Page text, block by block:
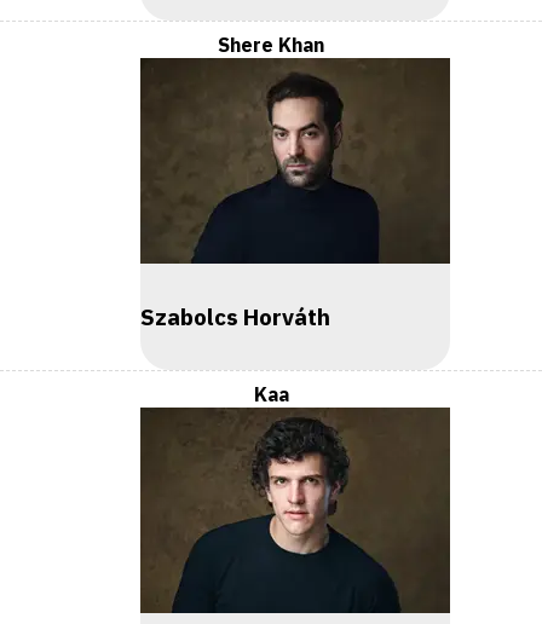
Shere Khan
Szabolcs Horváth
Kaa